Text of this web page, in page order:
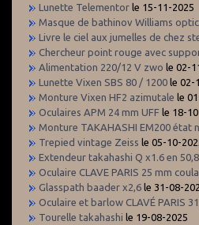
Lunette Telementor le 15-11-2025
Masque de bathinov Williams
Livre le ciel aux jumelles de chez
Chercheur point rouge avec
Alimentation 220/12 V zwo le 02-
Lunette Vixen SBS 80 / 1200 le 02-
Monture Vixen HF2 azimutale le
Oculaires APM 24 mm UFF le 18-
Monture TAKAHASHI EM200 état
Trepied vintage Zeiss le 05-10-
Extendeur takahashi Q x1.6 en
Oculaire CLAVE PARIS 25 mm
Glasspath baader x2,6 le 31-08-
Oculaire et barlow CLAVÉ PARIS
Tourelle takahashi le 19-08-2025